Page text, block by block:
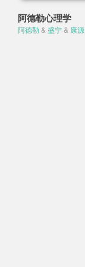
阿德勒心理学
阿德勒 & 盛宁& 康源